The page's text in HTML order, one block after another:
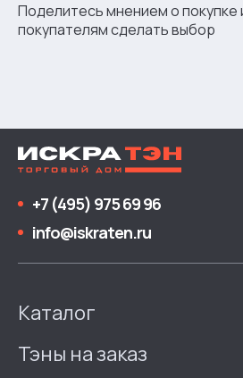
Поделитесь мнением о покупке
покупателям сделать выбор
+7 (495) 975 69 96
info@iskraten.ru
Каталог
Тэны на заказ